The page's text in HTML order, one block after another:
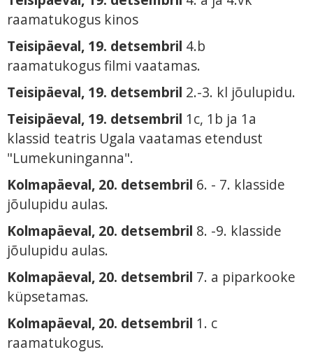
raamatukogus kinos
Teisipäeval, 19. detsembril 4.b
raamatukogus filmi vaatamas.
Teisipäeval, 19. detsembril 2.-3. kl jõulupidu.
Teisipäeval, 19. detsembril 1c, 1b ja 1a
klassid teatris Ugala vaatamas etendust
"Lumekuninganna".
Kolmapäeval, 20. detsembril 6. - 7. klasside
jõulupidu aulas.
Kolmapäeval, 20. detsembril 8. -9. klasside
jõulupidu aulas.
Kolmapäeval, 20. detsembril 7. a piparkooke
küpsetamas.
Kolmapäeval, 20. detsembril 1. c
raamatukogus.